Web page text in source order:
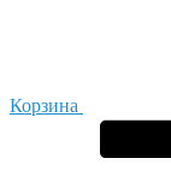
Корзина